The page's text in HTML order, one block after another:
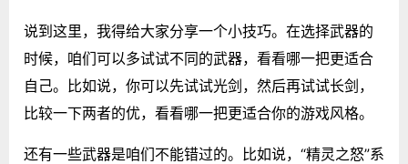
说到这里，我得给大家分享一个小技巧。在选择武器的
时候，咱们可以多试试不同的武器，看看哪一把更适合
自己。比如说，你可以先试试光剑，然后再试试长剑，
比较一下两者的优，看看哪一把更适合你的游戏风格。
还有一些武器是咱们不能错过的。比如说，“精灵之怒”系